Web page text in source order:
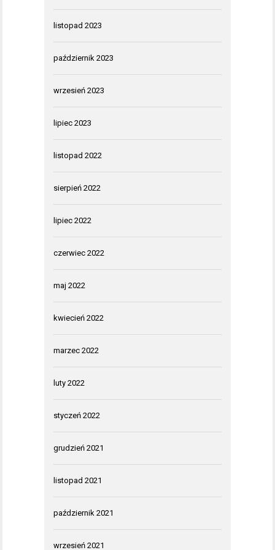
listopad 2023
październik 2023
wrzesień 2023
lipiec 2023
listopad 2022
sierpień 2022
lipiec 2022
czerwiec 2022
maj 2022
kwiecień 2022
marzec 2022
luty 2022
styczeń 2022
grudzień 2021
listopad 2021
październik 2021
wrzesień 2021